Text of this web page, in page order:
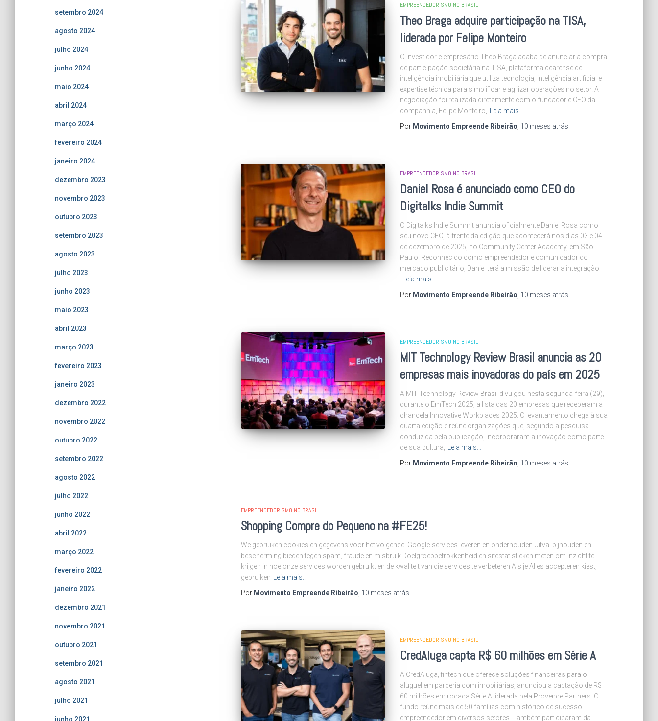
setembro 2024
agosto 2024
julho 2024
junho 2024
maio 2024
abril 2024
março 2024
fevereiro 2024
janeiro 2024
dezembro 2023
novembro 2023
outubro 2023
setembro 2023
agosto 2023
julho 2023
junho 2023
maio 2023
abril 2023
março 2023
fevereiro 2023
janeiro 2023
dezembro 2022
novembro 2022
outubro 2022
setembro 2022
agosto 2022
julho 2022
junho 2022
abril 2022
março 2022
fevereiro 2022
janeiro 2022
dezembro 2021
novembro 2021
outubro 2021
setembro 2021
agosto 2021
julho 2021
junho 2021
EMPREENDEDORISMO NO BRASIL
Theo Braga adquire participação na TISA,
liderada por Felipe Monteiro
O investidor e empresário Theo Braga acaba de anunciar a compra
de participação societária na TISA, plataforma cearense de
inteligência imobiliária que utiliza tecnologia, inteligência artificial e
expertise técnica para simplificar e agilizar operações no setor. A
negociação foi realizada diretamente com o fundador e CEO da
companhia, Felipe Monteiro,
Leia mais…
Por Movimento Empreende Ribeirão 10 meses atrás
EMPREENDEDORISMO NO BRASIL
Daniel Rosa é anunciado como CEO do
Digitalks Indie Summit
O Digitalks Indie Summit anuncia oficialmente Daniel Rosa como
seu novo CEO, à frente da edição que acontecerá nos dias 03 e 04
de dezembro de 2025, no Community Center Academy, em São
Paulo. Reconhecido como empreendedor e comunicador do
mercado publicitário, Daniel terá a missão de liderar a integração
Leia mais…
Por Movimento Empreende Ribeirão 10 meses atrás
EMPREENDEDORISMO NO BRASIL
MIT Technology Review Brasil anuncia as 20
empresas mais inovadoras do país em 2025
A MIT Technology Review Brasil divulgou nesta segunda-feira (29),
durante o EmTech 2025, a lista das 20 empresas que receberam a
chancela Innovative Workplaces 2025. O levantamento chega à sua
quarta edição e reúne organizações que, segundo a pesquisa
conduzida pela publicação, incorporaram a inovação como parte
de sua cultura,
Leia mais…
Por Movimento Empreende Ribeirão 10 meses atrás
EMPREENDEDORISMO NO BRASIL
Shopping Compre do Pequeno na #FE25!
We gebruiken cookies en gegevens voor het volgende: Google-services leveren en onderhouden Uitval bijhouden en
bescherming bieden tegen spam, fraude en misbruik Doelgroepbetrokkenheid en sitestatistieken meten om inzicht te
krijgen in hoe onze services worden gebruikt en de kwaliteit van die services te verbeteren Als je Alles accepteren kiest,
gebruiken
Leia mais…
Por Movimento Empreende Ribeirão 10 meses atrás
EMPREENDEDORISMO NO BRASIL
CredAluga capta R$ 60 milhões em Série A
A CredAluga, fintech que oferece soluções financeiras para o
aluguel em parceria com imobiliárias, anunciou a captação de R$
60 milhões em rodada Série A liderada pela Provence Partners. O
fundo reúne mais de 50 famílias com histórico de sucesso
empreendedor em diversos setores. Também participaram da